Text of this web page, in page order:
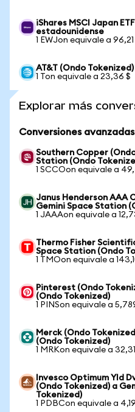
iShares MSCI Japan
estadounidense
1 EWJon equivale a 96,21
AT&T (Ondo
1 Ton equivale a 23,36 $
Explorar más
Conversiones
Southern Copper
Station (Ondo
1 SCCOon equivale a
Janus Henderson AAA
Gemini Space Station
1 JAAAon equivale a
Thermo Fisher
Space Station (Ondo
1 TMOon equivale a
Pinterest (Ondo
(Ondo Tokenized)
1 PINSon equivale a
Merck (Ondo
(Ondo Tokenized)
1 MRKon equivale a
Invesco Optimum Yld
(Ondo Tokenized) a
Tokenized)
1 PDBCon equivale a